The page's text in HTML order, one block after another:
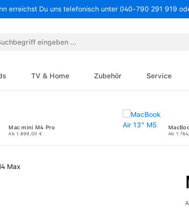
erreichst Du uns telefonisch unter 040-790 291 919
TV & Home Zubehör Service
Mac mini M4 Pro
Ab 1.899,00 € Ab